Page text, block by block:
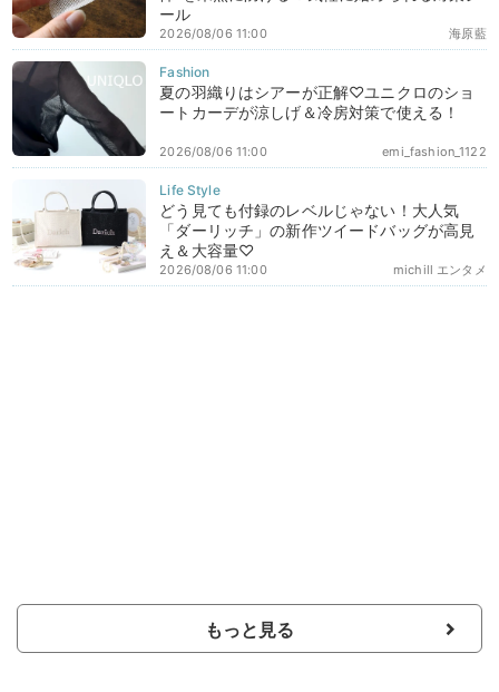
ール
海原藍
2026/08/06 11:00
夏の羽織りはシアーが正解♡ユニクロのショ
ートカーデが涼しげ＆冷房対策で使える！
emi_fashion_1122
2026/08/06 11:00
どう見ても付録のレベルじゃない！大人気
「ダーリッチ」の新作ツイードバッグが高見
え＆大容量♡
michill エンタメ
2026/08/06 11:00
もっと見る